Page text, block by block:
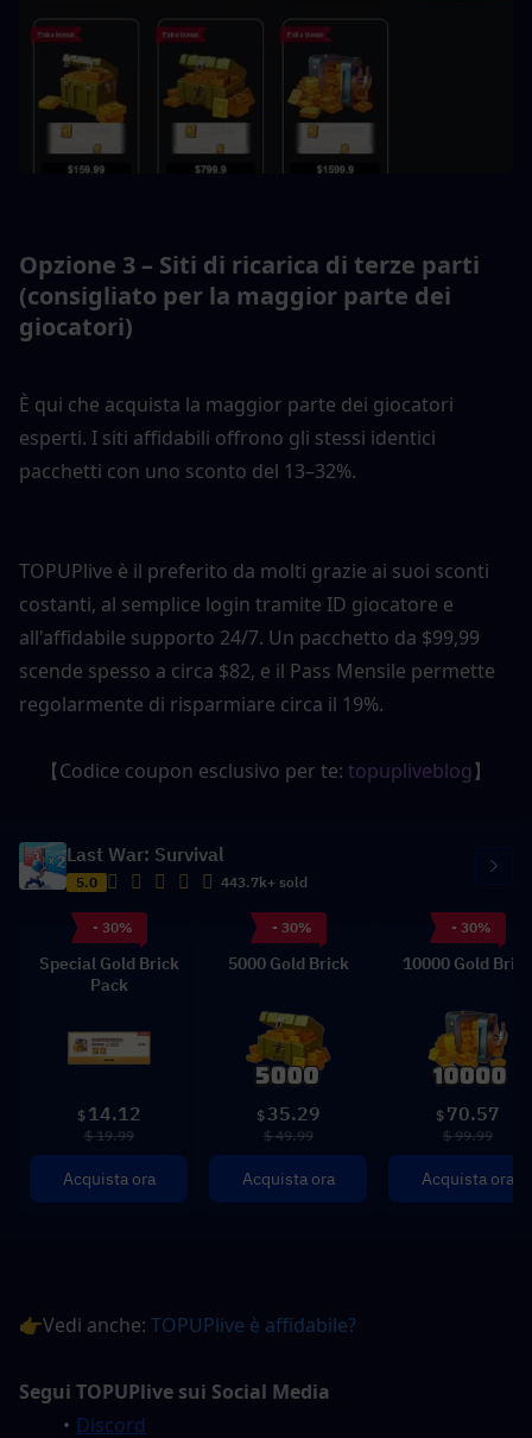
Opzione 3 – Siti di ricarica di terze parti
(consigliato per la maggior parte dei
giocatori)
È qui che acquista la maggior parte dei giocatori
esperti. I siti affidabili offrono gli stessi identici
pacchetti con uno sconto del 13–32%.
TOPUPlive è il preferito da molti grazie ai suoi sconti
costanti, al semplice login tramite ID giocatore e
all'affidabile supporto 24/7. Un pacchetto da $99,99
scende spesso a circa $82, e il Pass Mensile permette
regolarmente di risparmiare circa il 19%.
【Codice coupon esclusivo per te: topupliveblog】
Last War: Survival
5.0 443.7k+ sold
- 30%
Special Gold Brick
Pack
$ 14.12
$ 19.99
Acquista ora
- 30%
5000 Gold Brick
$ 35.29
$ 49.99
Acquista ora
- 30%
10000 Gold Brick
$ 70.57
$ 99.99
Acquista ora
👉Vedi anche: TOPUPlive è affidabile?
Segui TOPUPlive sui Social Media
Discord